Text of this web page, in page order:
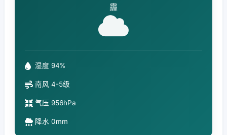
霾
湿度 94%
南风 4-5级
气压 956hPa
降水 0mm